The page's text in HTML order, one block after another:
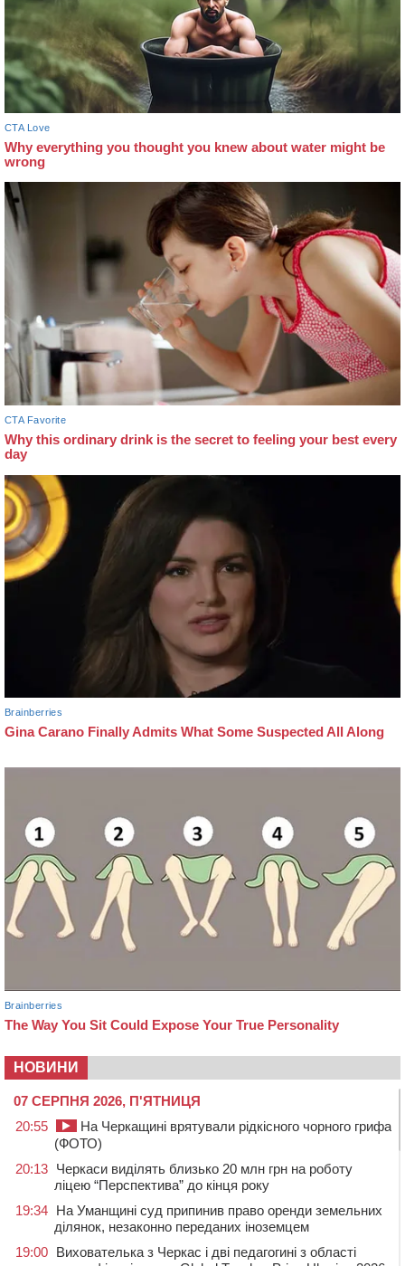
НОВИНИ
07 СЕРПНЯ 2026, П'ЯТНИЦЯ
20:55
На Черкащині врятували рідкісного чорного грифа
(ФОТО)
20:13 Черкаси виділять близько 20 млн грн на роботу
ліцею “Перспектива” до кінця року
19:34 На Уманщині суд припинив право оренди земельних
ділянок, незаконно переданих іноземцем
19:00 Вихователька з Черкас і дві педагогині з області